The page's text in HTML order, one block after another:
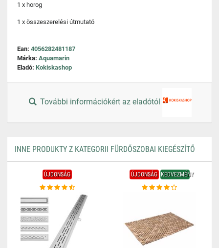
1 x horog
1 x összeszerelési útmutató
Ean: 4056282481187
Márka: Aquamarin
Eladó: Kokiskashop
További információkért az eladótól
INNE PRODUKTY Z KATEGORII FÜRDŐSZOBAI KIEGÉSZÍTŐ
ÚJDONSÁG ÚJDONSÁG KEDVEZMÉNY